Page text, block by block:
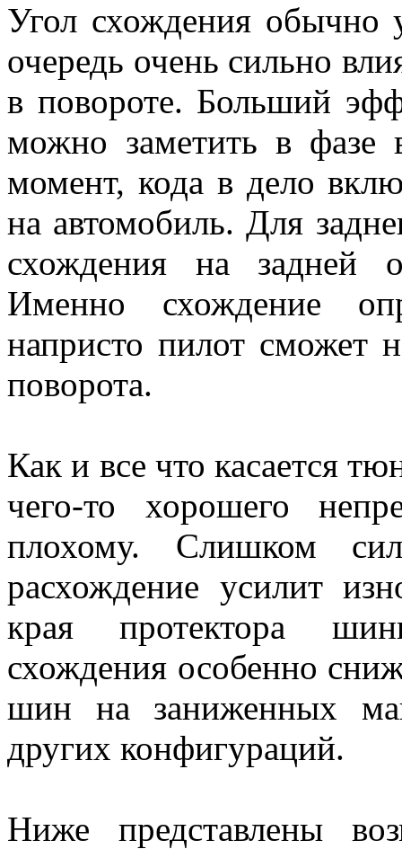
Угол схождения обычно
очередь очень сильно
в повороте. Больший
можно заметить в фазе
момент, кода в дело
на автомобиль. Для
схождения на задней
Именно схождение
напристо пилот сможет
поворота.
Как и все что касается
чего-то хорошего
плохому. Слишком
расхождение усилит
края протектора
схождения особенно
шин на заниженных
других конфигураций.
Ниже представлены